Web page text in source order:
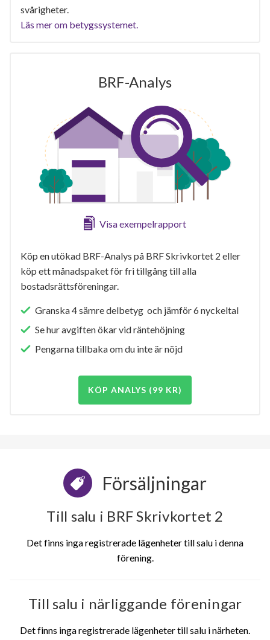
svårigheter.
Läs mer om betygssystemet.
BRF-Analys
Visa exempelrapport
Köp en utökad BRF-Analys på BRF Skrivkortet 2 eller
köp ett månadspaket för fri tillgång till alla
bostadsrättsföreningar.
Granska 4 sämre delbetyg och jämför 6 nyckeltal
Se hur avgiften ökar vid räntehöjning
Pengarna tillbaka om du inte är nöjd
KÖP ANALYS (99 KR)
Försäljningar
Till salu i BRF Skrivkortet 2
Det finns inga registrerade lägenheter till salu i denna
förening.
Till salu i närliggande föreningar
Det finns inga registrerade lägenheter till salu i närheten.